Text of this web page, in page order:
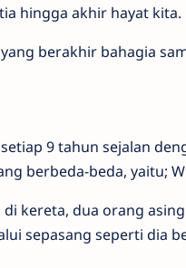
hingga akhir hayat kita.
berakhir bahagia
9 tahun sejalan
berbeda-beda, yaitu;
kereta, dua orang
sepasang seperti dia